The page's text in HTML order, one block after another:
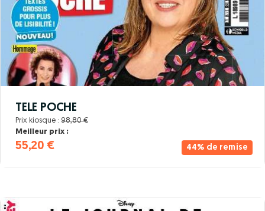
44% de remise
TELE POCHE
Prix kiosque : 98,80 €
Meilleur prix :
55,20 €